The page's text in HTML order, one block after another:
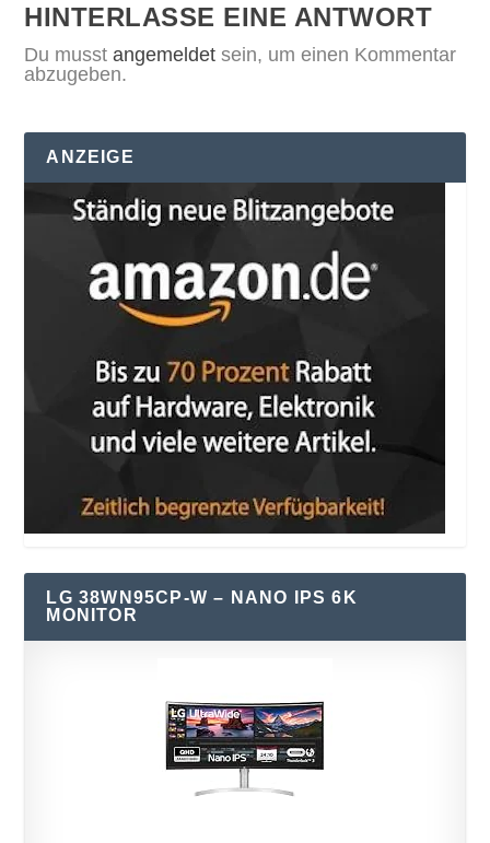
HINTERLASSE EINE ANTWORT
Du musstangemeldet sein, um einen Kommentar
abzugeben.
ANZEIGE
LG 38WN95CP-W – NANO IPS 6K
MONITOR